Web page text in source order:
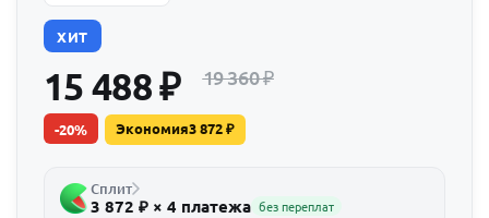
ХИТ
15 488₽ 19 360₽
-20% Экономия3 872₽
Сплит
3 872 ₽ × 4 платежа без переплат